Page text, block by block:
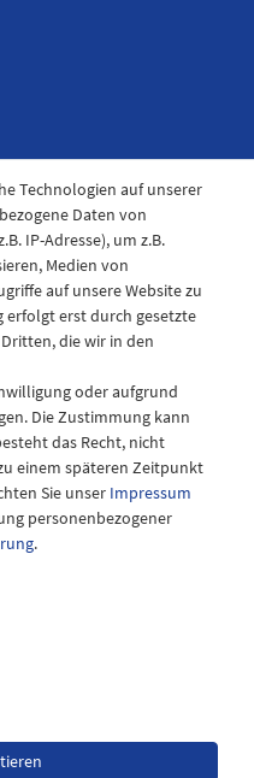
Technologien auf unserer
Daten von
IP-Adresse), um z.B.
Medien von
auf unsere Website zu
erfolgt erst durch gesetzte
die wir in den
oder aufgrund
Die Zustimmung kann
das Recht, nicht
einem späteren Zeitpunkt
Sie unser Impressum
personenbezogener
.